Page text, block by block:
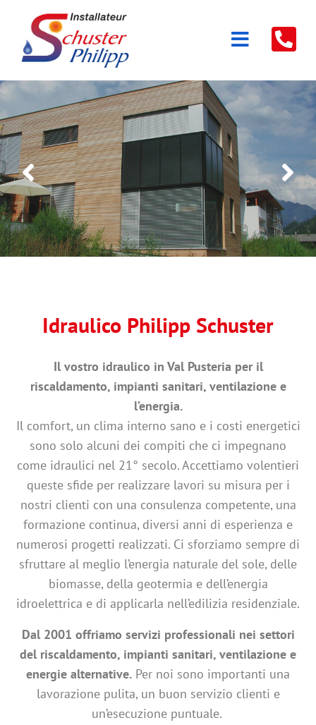
Idraulico Philipp Schuster
Il vostro idraulico in Val Pusteria per il
riscaldamento, impianti sanitari, ventilazione e
l’energia.
Il comfort, un clima interno sano e i costi energetici
sono solo alcuni dei compiti che ci impegnano
come idraulici nel 21° secolo. Accettiamo volentieri
queste sfide per realizzare lavori su misura per i
nostri clienti con una consulenza competente, una
formazione continua, diversi anni di esperienza e
numerosi progetti realizzati. Ci sforziamo sempre di
sfruttare al meglio l’energia naturale del sole, delle
biomasse, della geotermia e dell’energia
idroelettrica e di applicarla nell’edilizia residenziale.
Dal 2001 offriamo servizi professionali nei settori
del riscaldamento, impianti sanitari, ventilazione e
energie alternative. Per noi sono importanti una
lavorazione pulita, un buon servizio clienti e
un’esecuzione puntuale.